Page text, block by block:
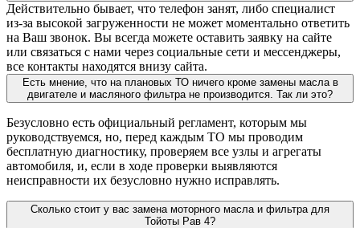
Действительно бывает, что телефон занят, либо специалист
из-за высокой загруженности не может моментально ответить
на Ваш звонок. Вы всегда можете оставить заявку на сайте
или связаться с нами через социальные сети и мессенджеры,
все контакты находятся внизу сайта.
Есть мнение, что на плановых ТО ничего кроме замены масла в
двигателе и масляного фильтра не производится. Так ли это?
Безусловно есть официальный регламент, которым мы
руководствуемся, но, перед каждым ТО мы проводим
бесплатную диагностику, проверяем все узлы и агрегаты
автомобиля, и, если в ходе проверки выявляются
неисправности их безусловно нужно исправлять.
Сколько стоит у вас замена моторного масла и фильтра для
Тойоты Рав 4?